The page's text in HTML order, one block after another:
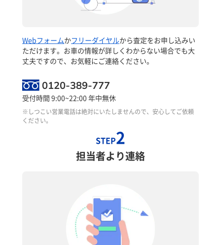
Webフォームかフリーダイヤルから査定をお申し込みい
ただけます。お車の情報が詳しくわからない場合でも大
丈夫ですので、お気軽にご連絡ください。
0120-389-777
受付時間 9:00~22:00 年中無休
※しつこい営業電話は絶対にいたしませんので、安心してご依頼
ください。
STEP2
担当者より連絡